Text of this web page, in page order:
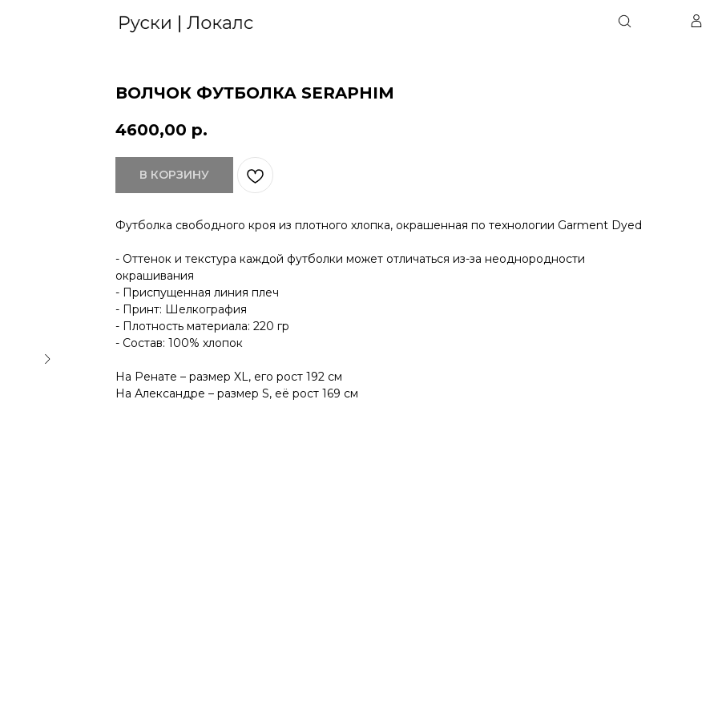
ВОЛЧОК ФУТБОЛКА SERAPHIM
4600,00 р.
В КОРЗИНУ
Футболка свободного кроя из плотного хлопка, окрашенная по технологии Garment Dyed
- Оттенок и текстура каждой футболки может отличаться из-за неоднородности
окрашивания
- Приспущенная линия плеч
- Принт: Шелкография
- Плотность материала: 220 гр
- Состав: 100% хлопок
На Ренате – размер XL, его рост 192 см
На Александре – размер S, её рост 169 см